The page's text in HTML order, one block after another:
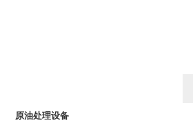
原油处理设备